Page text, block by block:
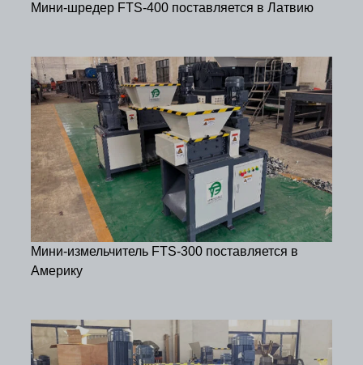
Мини-шредер FTS-400 поставляется в Латвию
Мини-измельчитель FTS-300 поставляется в
Америку